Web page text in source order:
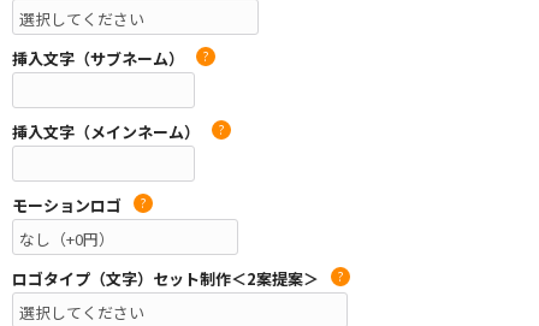
挿入文字（サブネーム） ?
挿入文字（メインネーム） ?
モーションロゴ ?
ロゴタイプ（文字）セット制作＜2案提案＞ ?